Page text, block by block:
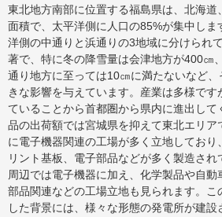
東北地方南部に位置する福島県は、北海
面積で、太平洋側に人口の85%が集中し
洋側の中通りと浜通りの3地域に分けられ
著で、特に冬の降雪量は会津地方が400㎝
通り地方に至っては10㎝に満たないなど
きな影響を与えています。産業は多様です
ていることから首都圏から県内に進出して
品の出荷額では宮城県を抑えて東北エリ
に電子機器関連の工場が多く立地してお
リント基板、電子部品などが多く製造さ
周辺では電子機器に加え、化学製品や自
部品関連などの工場立地も見られます。こ
した背景には、様々な形態の発電所が建設